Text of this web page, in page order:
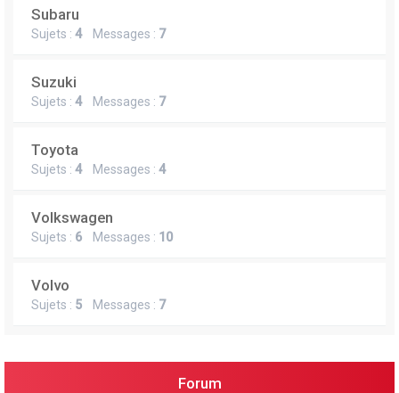
Subaru
Sujets : 4Messages : 7
Suzuki
Sujets : 4Messages : 7
Toyota
Sujets : 4Messages : 4
Volkswagen
Sujets : 6 Messages : 10
Volvo
Sujets : 5 Messages : 7
Forum